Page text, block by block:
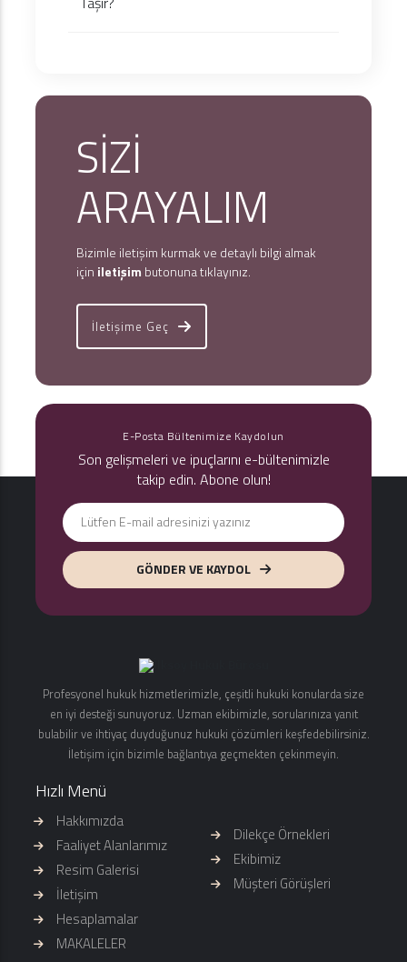
SİZİ
ARAYALIM
Bizimle iletişim kurmak ve detaylı bilgi almak
için iletişim butonuna tıklayınız.
İletişime Geç
E-Posta Bültenimize Kaydolun
Son gelişmeleri ve ipuçlarını e-bültenimizle
takip edin. Abone olun!
GÖNDER VE KAYDOL
Profesyonel hukuk hizmetlerimizle, çeşitli hukuki konularda size
en iyi desteği sunuyoruz. Uzman ekibimizle, sorularınıza yanıt
bulabilir ve ihtiyaç duyduğunuz hukuki çözümleri keşfedebilirsiniz.
İletişim için bizimle bağlantıya geçmekten çekinmeyin.
Hızlı Menü
Hakkımızda
Faaliyet Alanlarımız
Resim Galerisi
İletişim
Hesaplamalar
MAKALELER
Dilekçe Örnekleri
Ekibimiz
Müşteri Görüşleri